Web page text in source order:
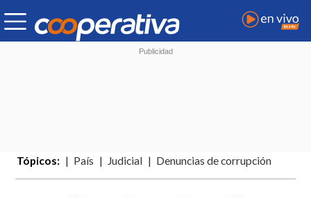
Tópicos: País Judicial Denuncias de corrupción